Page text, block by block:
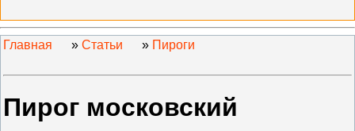
Главная » Статьи » Пироги
Пирог московский